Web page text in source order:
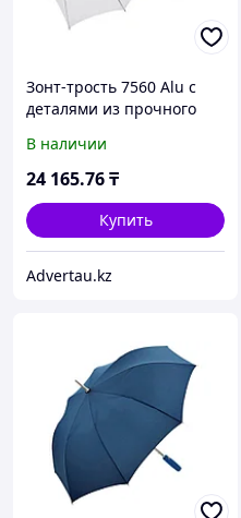
Зонт-трость 7560 Alu с
деталями из прочного
белый
В наличии
24 165.76₸
Купить
Advertau.kz